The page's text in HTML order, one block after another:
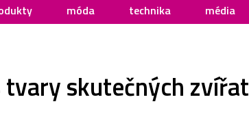
móda technika média
skutečných zvířat